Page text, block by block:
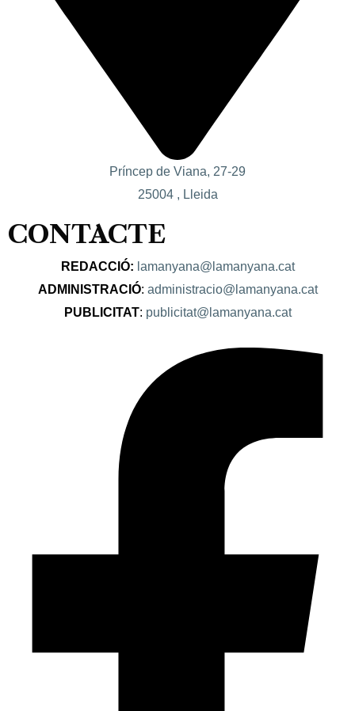
Príncep de Viana, 27-29
25004 , Lleida
CONTACTE
REDACCIÓ: lamanyana@lamanyana.cat
ADMINISTRACIÓ: administracio@lamanyana.cat
PUBLICITAT: publicitat@lamanyana.cat